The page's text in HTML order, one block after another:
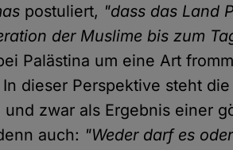
postuliert, "dass das Land
der Muslime bis zum
Palästina um eine Art
dieser Perspektive steht
und zwar als Ergebnis einer
auch: "Weder darf es